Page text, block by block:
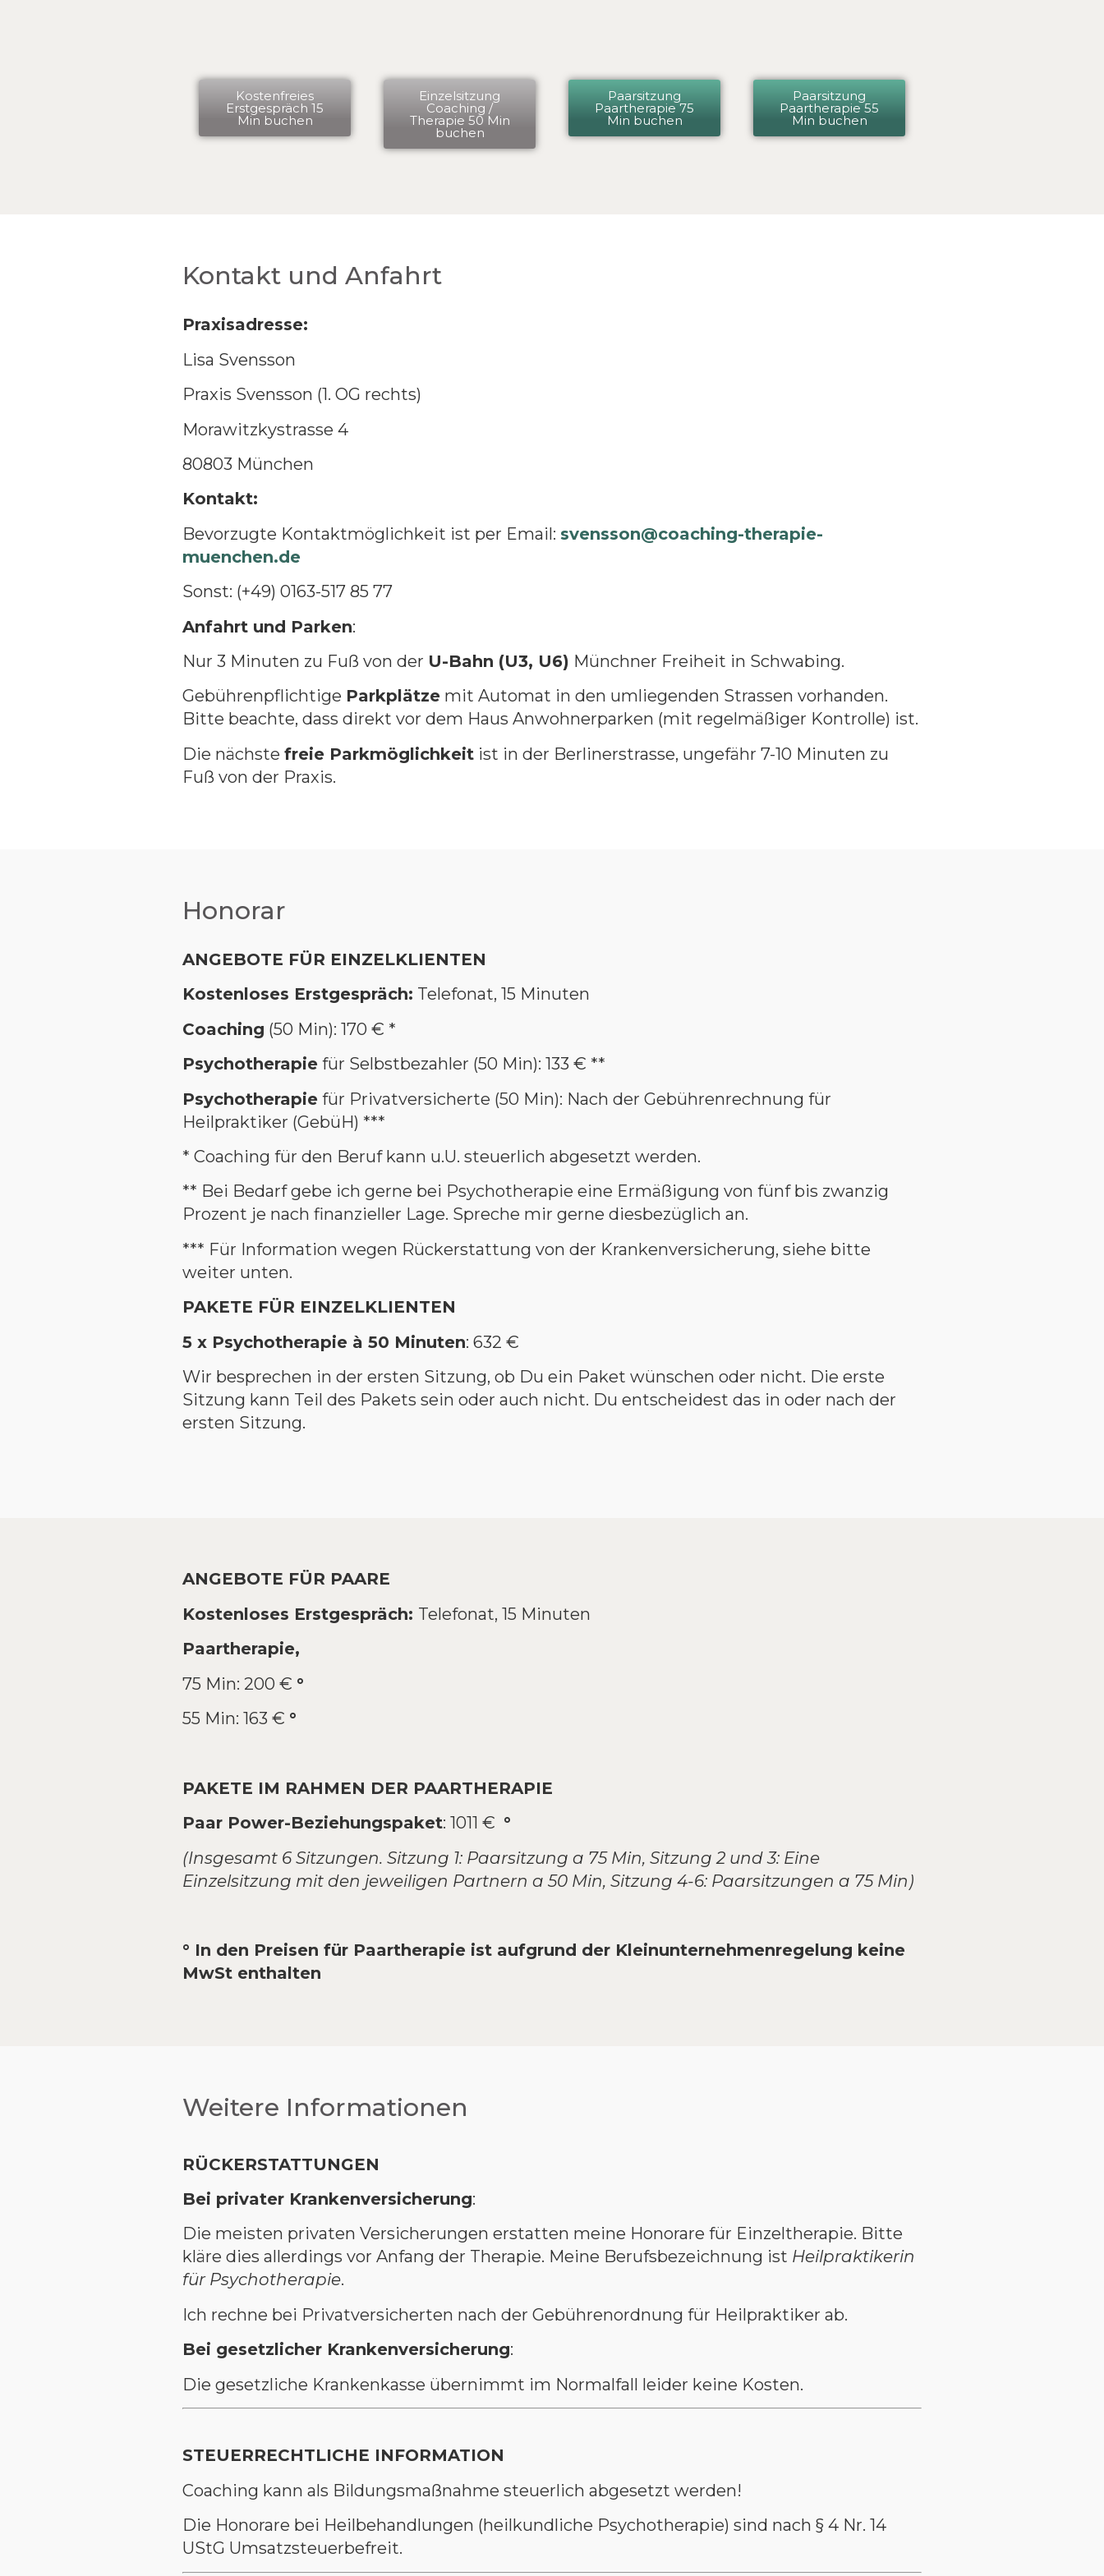
Kostenfreies
Erstgespräch 15
Min buchen
Einzelsitzung
Coaching /
Therapie 50 Min
buchen
Paarsitzung
Paartherapie 75
Min buchen
Paarsitzung
Paartherapie 55
Min buchen
Kontakt und Anfahrt
Praxisadresse:
Lisa Svensson
Praxis Svensson (1. OG rechts)
Morawitzkystrasse 4
80803 München
Kontakt:
Bevorzugte Kontaktmöglichkeit ist per Email: svensson@coaching-therapie-
muenchen.de
Sonst: (+49) 0163-517 85 77
Anfahrt und Parken:
Nur 3 Minuten zu Fuß von der U-Bahn (U3, U6) Münchner Freiheit in Schwabing.
Gebührenpflichtige Parkplätze mit Automat in den umliegenden Strassen vorhanden.
Bitte beachte, dass direkt vor dem Haus Anwohnerparken (mit regelmäßiger Kontrolle) ist.
Die nächste freie Parkmöglichkeit ist in der Berlinerstrasse, ungefähr 7-10 Minuten zu
Fuß von der Praxis.
Honorar
ANGEBOTE FÜR EINZELKLIENTEN
Kostenloses Erstgespräch: Telefonat, 15 Minuten
Coaching (50 Min): 170 € *
Psychotherapie für Selbstbezahler (50 Min): 133 € **
Psychotherapie für Privatversicherte (50 Min): Nach der Gebührenrechnung für
Heilpraktiker (GebüH) ***
* Coaching für den Beruf kann u.U. steuerlich abgesetzt werden.
** Bei Bedarf gebe ich gerne bei Psychotherapie eine Ermäßigung von fünf bis zwanzig
Prozent je nach finanzieller Lage. Spreche mir gerne diesbezüglich an.
*** Für Information wegen Rückerstattung von der Krankenversicherung, siehe bitte
weiter unten.
PAKETE FÜR EINZELKLIENTEN
5 x Psychotherapie à 50 Minuten: 632 €
Wir besprechen in der ersten Sitzung, ob Du ein Paket wünschen oder nicht. Die erste
Sitzung kann Teil des Pakets sein oder auch nicht. Du entscheidest das in oder nach der
ersten Sitzung.
ANGEBOTE FÜR PAARE
Kostenloses Erstgespräch: Telefonat, 15 Minuten
Paartherapie,
75 Min: 200 € °
55 Min: 163 € °
PAKETE IM RAHMEN DER PAARTHERAPIE
Paar Power-Beziehungspaket: 1011 € °
(Insgesamt 6 Sitzungen. Sitzung 1: Paarsitzung a 75 Min, Sitzung 2 und 3: Eine
Einzelsitzung mit den jeweiligen Partnern a 50 Min, Sitzung 4-6: Paarsitzungen a 75 Min)
° In den Preisen für Paartherapie ist aufgrund der Kleinunternehmenregelung keine
MwSt enthalten
Weitere Informationen
RÜCKERSTATTUNGEN
Bei privater Krankenversicherung:
Die meisten privaten Versicherungen erstatten meine Honorare für Einzeltherapie. Bitte
kläre dies allerdings vor Anfang der Therapie. Meine Berufsbezeichnung ist Heilpraktikerin
für Psychotherapie.
Ich rechne bei Privatversicherten nach der Gebührenordnung für Heilpraktiker ab.
Bei gesetzlicher Krankenversicherung:
Die gesetzliche Krankenkasse übernimmt im Normalfall leider keine Kosten.
STEUERRECHTLICHE INFORMATION
Coaching kann als Bildungsmaßnahme steuerlich abgesetzt werden!
Die Honorare bei Heilbehandlungen (heilkundliche Psychotherapie) sind nach § 4 Nr. 14
UStG Umsatzsteuerbefreit.